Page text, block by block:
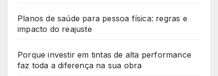
Planos de saúde para pessoa física: regras e
impacto do reajuste
Porque investir em tintas de alta performance
faz toda a diferença na sua obra